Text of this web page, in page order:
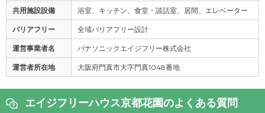
共用施設設備 浴室、キッチン、食堂・談話室、居間、エレベーター
バリアフリー 全域バリアフリー設計
運営事業者名 パナソニックエイジフリー株式会社
運営者所在地 大阪府門真市大字門真1048番地
エイジフリーハウス京都花園のよくある質問